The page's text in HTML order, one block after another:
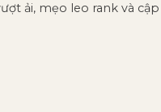
ải, mẹo leo rank và